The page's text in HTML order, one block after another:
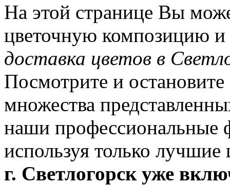
На этой странице Вы
цветочную композицию и
доставка цветов в
Посмотрите и
множества
наши профессиональные
используя только
г. Светлогорск уже